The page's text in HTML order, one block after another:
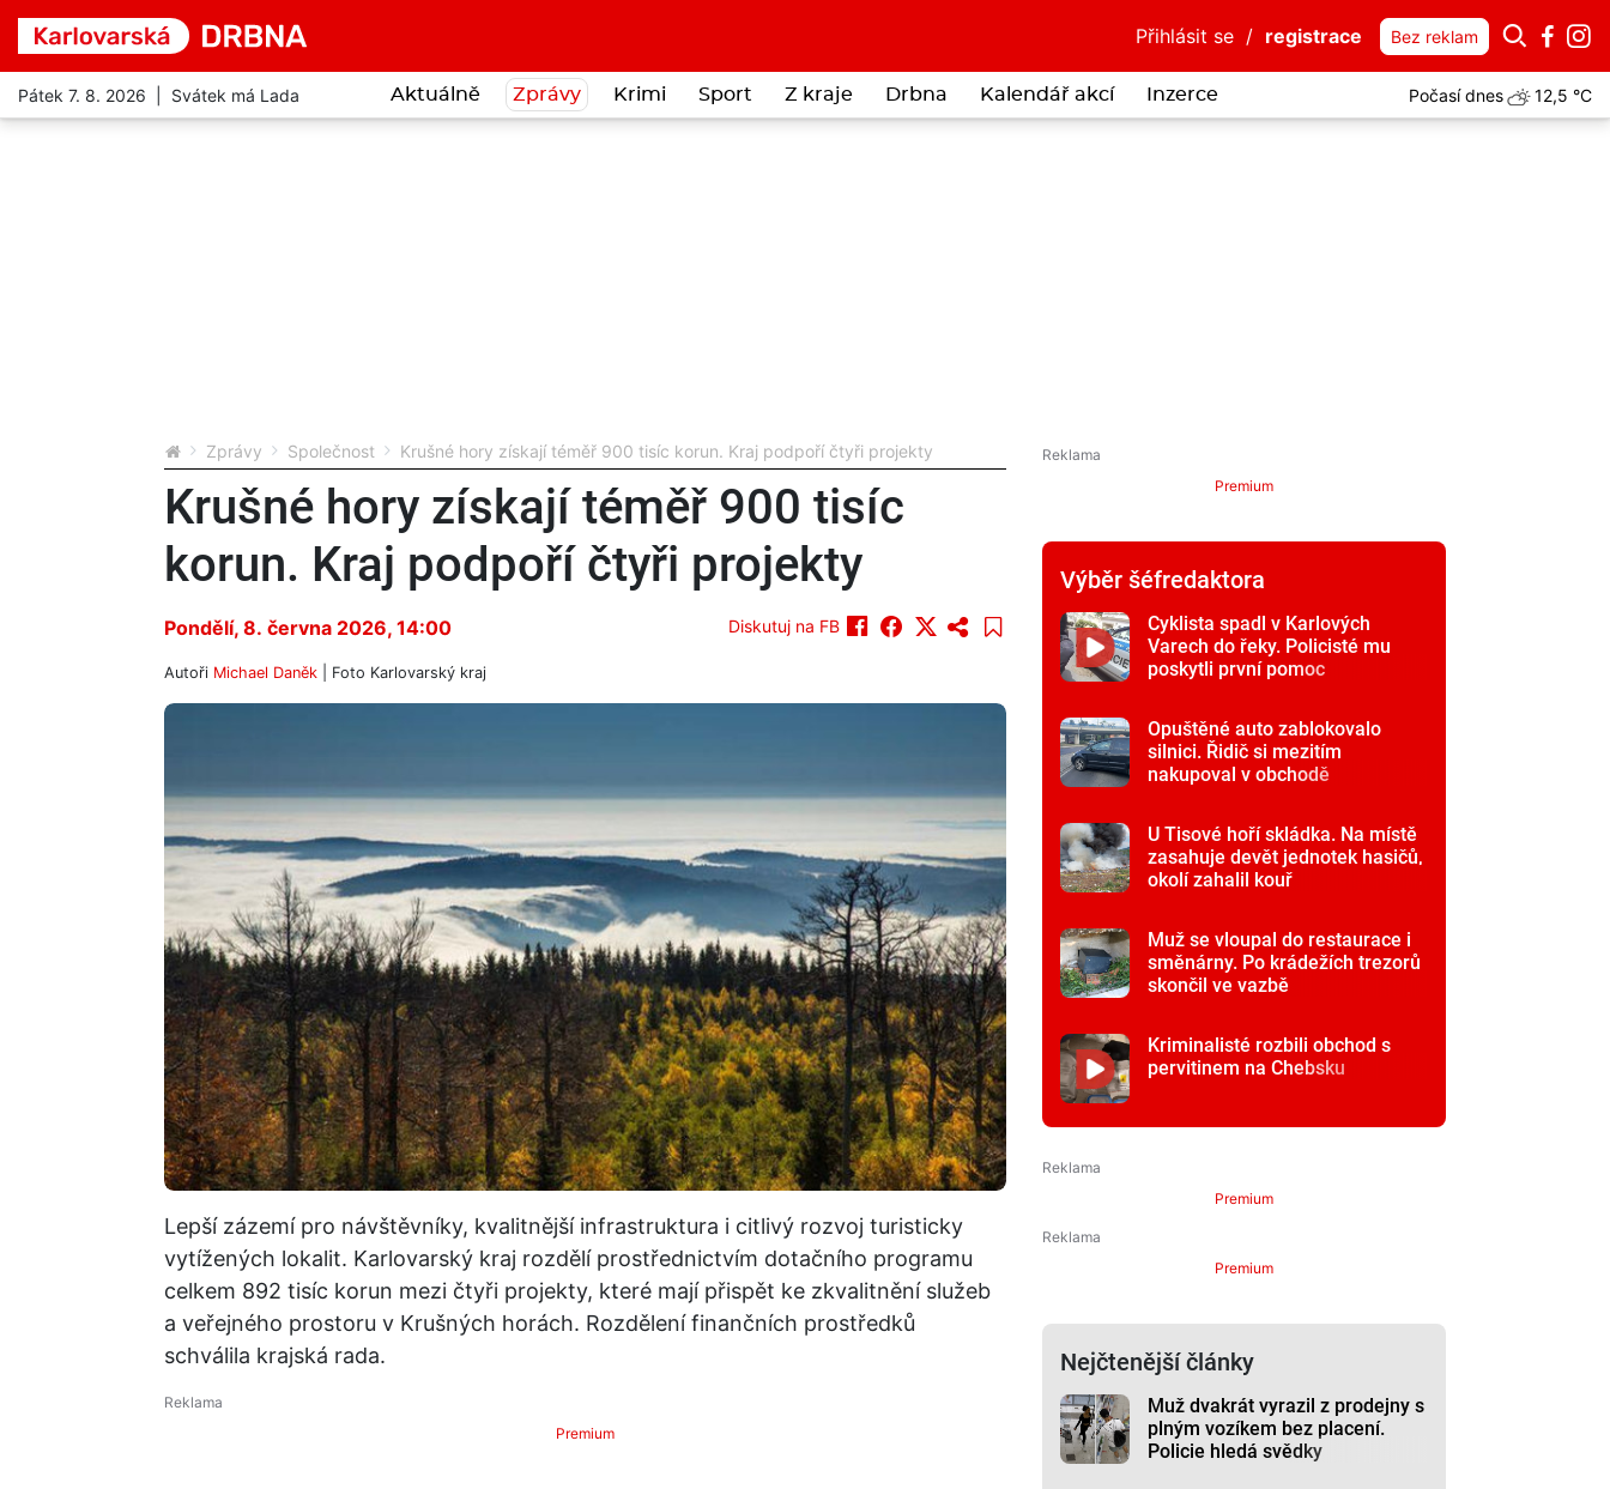
Přihlásit se / registrace Bez reklam
Pátek 7. 8. 2026 | Svátek má Lada Aktuálně Zprávy Krimi Sport Z kraje Drbna Kalendář akcí Inzerce Počasí dnes 12,5 °C
Zprávy Společnost Krušné hory získají téměř 900 tisíc korun. Kraj podpoří čtyři projekty
Krušné hory získají téměř 900 tisíc
korun. Kraj podpoří čtyři projekty
Pondělí, 8. června 2026, 14:00 Diskutuj na FB
Autoři Michael Daněk | Foto Karlovarský kraj
Lepší zázemí pro návštěvníky, kvalitnější infrastruktura i citlivý rozvoj turisticky
vytížených lokalit. Karlovarský kraj rozdělí prostřednictvím dotačního programu
celkem 892 tisíc korun mezi čtyři projekty, které mají přispět ke zkvalitnění služeb
a veřejného prostoru v Krušných horách. Rozdělení finančních prostředků
schválila krajská rada.
Premium
Premium
Výběr šéfredaktora
Cyklista spadl v Karlových
Varech do řeky. Policisté mu
poskytli první pomoc
Opuštěné auto zablokovalo
silnici. Řidič si mezitím
nakupoval v obchodě
U Tisové hoří skládka. Na místě
zasahuje devět jednotek hasičů,
okolí zahalil kouř
Muž se vloupal do restaurace i
směnárny. Po krádežích trezorů
skončil ve vazbě
Kriminalisté rozbili obchod s
pervitinem na Chebsku
Premium
Premium
Nejčtenější články
Muž dvakrát vyrazil z prodejny s
plným vozíkem bez placení.
Policie hledá svědky